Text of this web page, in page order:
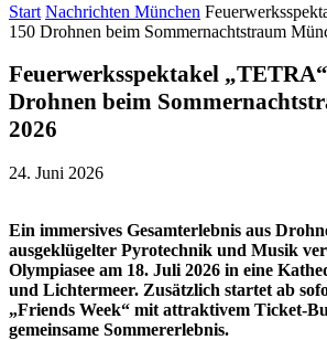
Start Nachrichten München
150 Drohnen beim Sommernachtstraum
Feuerwerksspektakel
Drohnen beim
2026
24. Juni 2026
Ein immersives Gesamterlebnis aus
ausgeklügelter Pyrotechnik und Musik
Olympiasee am 18. Juli 2026 in eine
und Lichtermeer. Zusätzlich startet ab
„Friends Week“ mit attraktivem Ticket-
gemeinsame Sommererlebnis.